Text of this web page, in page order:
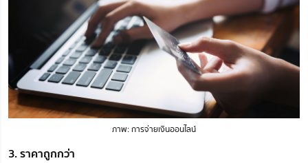
ภาพ: การจ่ายเงินออนไลน์
3. ราคาถูกกว่า